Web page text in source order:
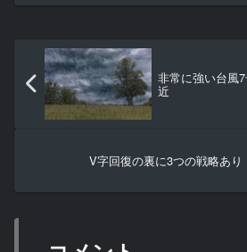
非常に強い台風
近
V字回復の裏に3つの戦略あり